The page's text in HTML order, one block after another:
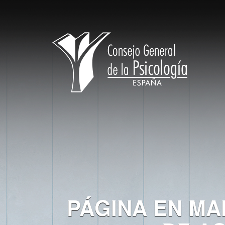
PÁGINA EN